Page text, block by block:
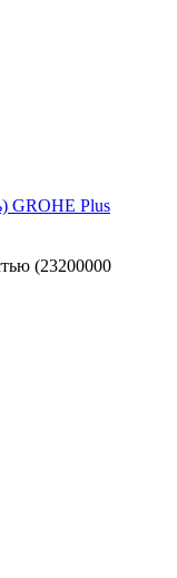
GROHE Plus
(23200000